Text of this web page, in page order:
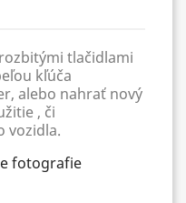
tlačidlami
kľúča
alebo nahrať nový
, či
vozidla.
fotografie